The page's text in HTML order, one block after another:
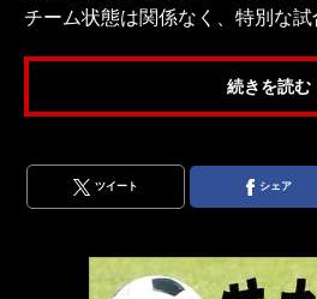
チーム状態は関係なく、特別な
続きを読む
ツイート シェア